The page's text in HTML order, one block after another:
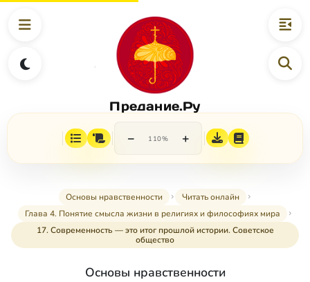
Предание.Ру
− 110% +
Основы нравственности
Читать онлайн
Глава 4. Понятие смысла жизни в религиях и философиях мира
17. Современность — это итог прошлой истории. Советское
общество
Основы нравственности